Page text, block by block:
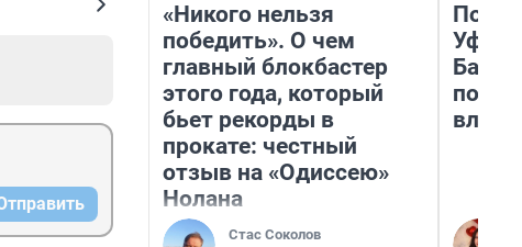
«Никого нельзя
победить». О чем
главный блокбастер
этого года, который
бьет рекорды в
прокате: честный
отзыв на «Одиссею»
Нолана
Стас Соколов
Уфы: